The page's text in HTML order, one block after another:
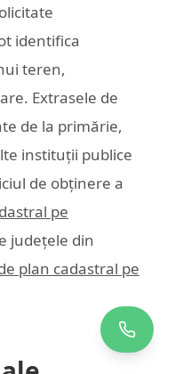
identifica
teren,
Extrasele de
de la primărie,
instituții publice
de obținere a
pe
județele din
plan cadastral pe